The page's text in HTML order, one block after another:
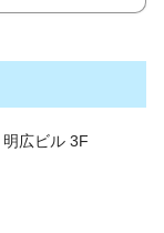
広ビル 3F